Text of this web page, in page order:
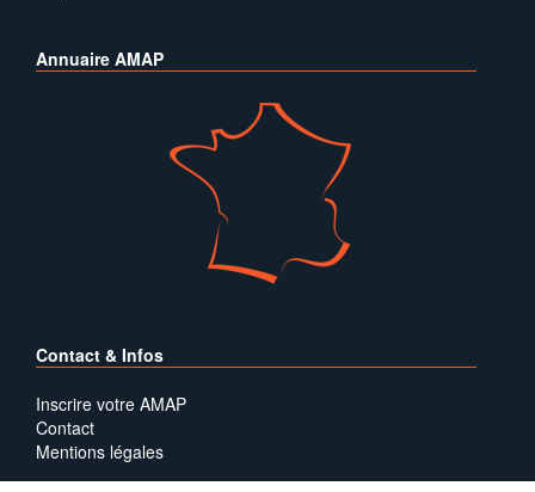
Annuaire AMAP
Contact & Infos
Inscrire votre AMAP
Contact
Mentions légales